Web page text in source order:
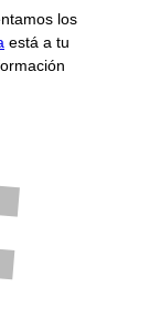
los
está a tu